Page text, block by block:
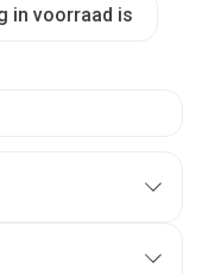
in voorraad is